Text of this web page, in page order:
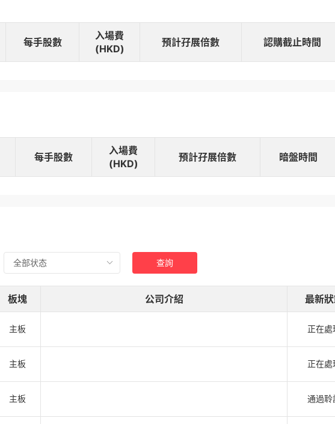
每手股數
入場費
(HKD)
預計孖展倍數 認購截止時間
每手股數
入場費
(HKD)
預計孖展倍數 暗盤時間
全部状态 查詢
板塊 公司介紹 最新
主板 正在處
主板 正在處
主板 通過聆